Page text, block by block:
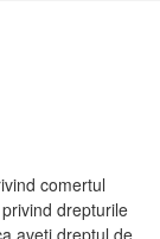
comertul
drepturile